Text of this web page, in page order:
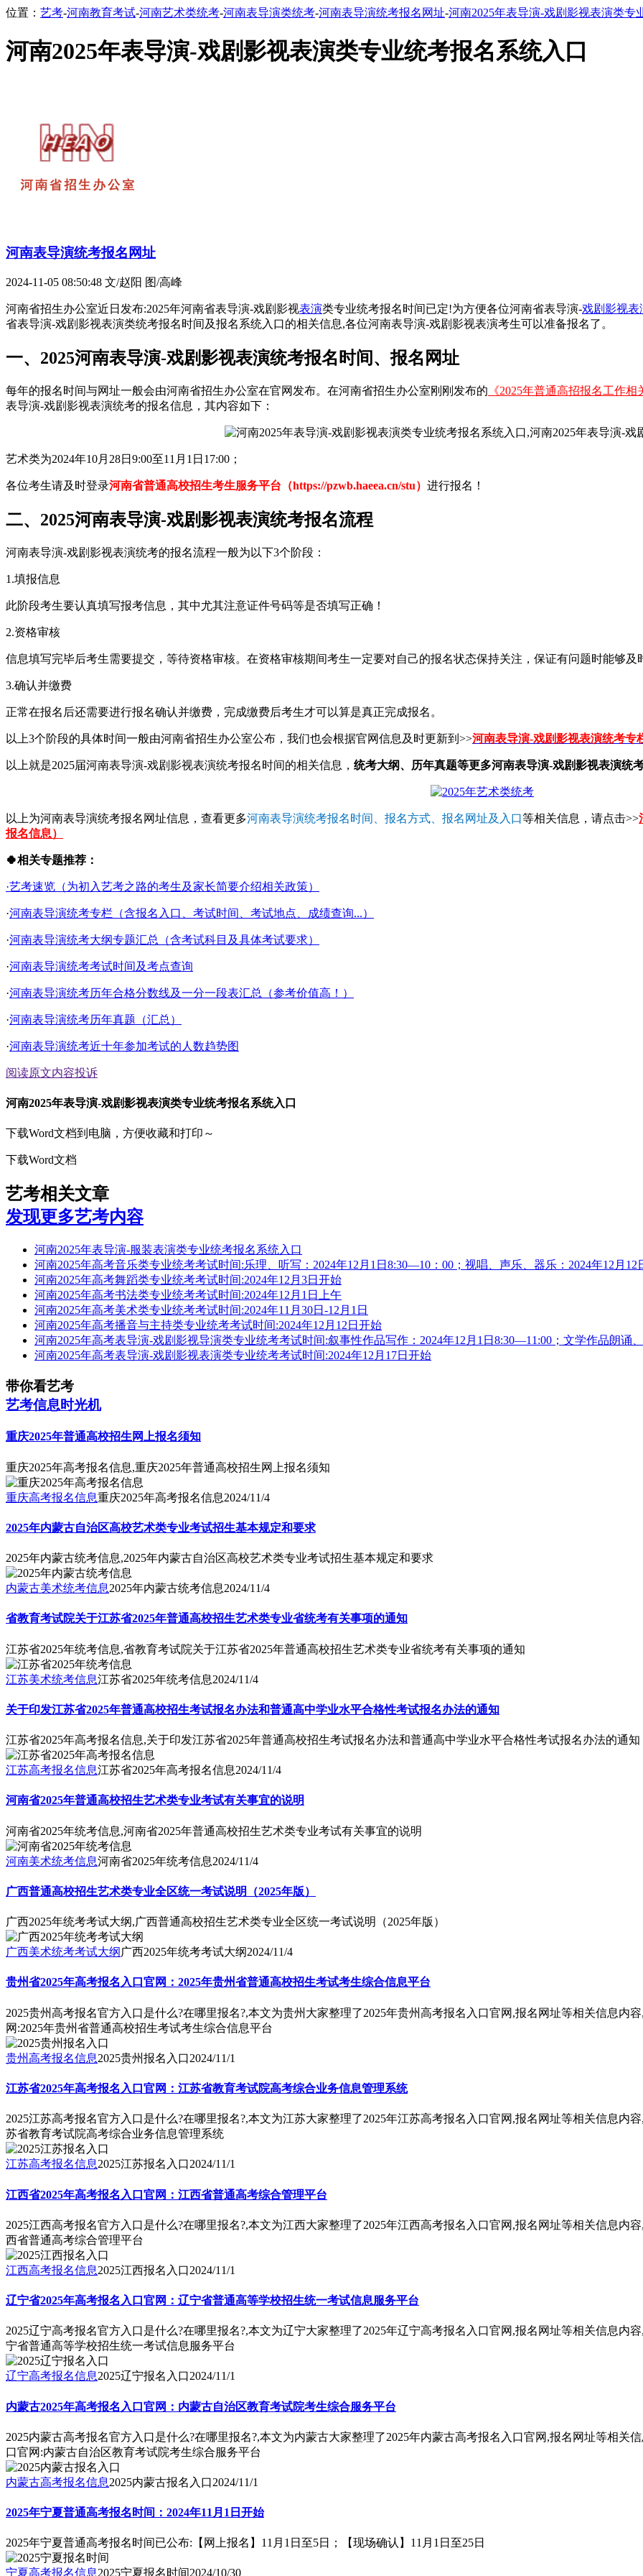
位置： 艺考-河南教育考试-河南艺术类统考-河南表导演类统考-河南表导演统考报名网址-河南2025年表导演-戏剧影视表演类专
河南2025年表导演-戏剧影视表演类专业统考报名系统入口
河南表导演统考报名网址
2024-11-05 08:50:48 文/赵阳 图/高峰
河南省招生办公室近日发布:2025年河南省表导演-戏剧影视表演类专业统考报名时间已定!为方便各位河南省表导演-戏剧影视表
省表导演-戏剧影视表演类统考报名时间及报名系统入口的相关信息,各位河南表导演-戏剧影视表演考生可以准备报名了。
一、2025河南表导演-戏剧影视表演统考报名时间、报名网址
每年的报名时间与网址一般会由河南省招生办公室在官网发布。在河南省招生办公室刚刚发布的 《2025年普通高招报名工作
表导演-戏剧影视表演统考的报名信息，其内容如下：
艺术类为2024年10月28日9:00至11月1日17:00；
各位考生请及时登录河南省普通高校招生考生服务平台（https://pzwb.haeea.cn/stu） 进行报名！
二、2025河南表导演-戏剧影视表演统考报名流程
河南表导演-戏剧影视表演统考的报名流程一般为以下3个阶段：
1.填报信息
此阶段考生要认真填写报考信息，其中尤其注意证件号码等是否填写正确！
2.资格审核
信息填写完毕后考生需要提交，等待资格审核。在资格审核期间考生一定要对自己的报名状态保持关注，保证有问题时能够及
3.确认并缴费
正常在报名后还需要进行报名确认并缴费，完成缴费后考生才可以算是真正完成报名。
以上3个阶段的具体时间一般由河南省招生办公室公布，我们也会根据官网信息及时更新到>>河南表导演-戏剧影视表演统考专
以上就是2025届河南表导演-戏剧影视表演统考报名时间的相关信息， 统考大纲、历年真题等更多河南表导演-戏剧影视表演统
以上为河南表导演统考报名网址信息，查看更多河南表导演统考报名时间、报名方式、报名网址及入口等相关信息，请点击>>
报名信息）
🍀相关专题推荐：
·艺考速览（为初入艺考之路的考生及家长简要介绍相关政策）
·河南表导演统考专栏（含报名入口、考试时间、考试地点、成绩查询...）
·河南表导演统考大纲专题汇总（含考试科目及具体考试要求）
·河南表导演统考考试时间及考点查询
·河南表导演统考历年合格分数线及一分一段表汇总（参考价值高！）
·河南表导演统考历年真题（汇总）
·河南表导演统考近十年参加考试的人数趋势图
阅读原文内容投诉
河南2025年表导演-戏剧影视表演类专业统考报名系统入口
下载Word文档到电脑，方便收藏和打印～
下载Word文档
艺考相关文章
发现更多艺考内容
河南2025年表导演-服装表演类专业统考报名系统入口
河南2025年高考音乐类专业统考考试时间:乐理、听写：2024年12月1日8:30—10：00；视唱、声乐、器乐：2024年12月12
河南2025年高考舞蹈类专业统考考试时间:2024年12月3日开始
河南2025年高考书法类专业统考考试时间:2024年12月1日上午
河南2025年高考美术类专业统考考试时间:2024年11月30日-12月1日
河南2025年高考播音与主持类专业统考考试时间:2024年12月12日开始
河南2025年高考表导演-戏剧影视导演类专业统考考试时间:叙事性作品写作：2024年12月1日8:30—11:00；文学作品朗诵
河南2025年高考表导演-戏剧影视表演类专业统考考试时间:2024年12月17日开始
带你看艺考
艺考信息时光机
重庆2025年普通高校招生网上报名须知
重庆2025年高考报名信息,重庆2025年普通高校招生网上报名须知
重庆高考报名信息重庆2025年高考报名信息2024/11/4
2025年内蒙古自治区高校艺术类专业考试招生基本规定和要求
2025年内蒙古统考信息,2025年内蒙古自治区高校艺术类专业考试招生基本规定和要求
内蒙古美术统考信息2025年内蒙古统考信息2024/11/4
省教育考试院关于江苏省2025年普通高校招生艺术类专业省统考有关事项的通知
江苏省2025年统考信息,省教育考试院关于江苏省2025年普通高校招生艺术类专业省统考有关事项的通知
江苏美术统考信息江苏省2025年统考信息2024/11/4
关于印发江苏省2025年普通高校招生考试报名办法和普通高中学业水平合格性考试报名办法的通知
江苏省2025年高考报名信息,关于印发江苏省2025年普通高校招生考试报名办法和普通高中学业水平合格性考试报名办法的通知
江苏高考报名信息江苏省2025年高考报名信息2024/11/4
河南省2025年普通高校招生艺术类专业考试有关事宜的说明
河南省2025年统考信息,河南省2025年普通高校招生艺术类专业考试有关事宜的说明
河南美术统考信息河南省2025年统考信息2024/11/4
广西普通高校招生艺术类专业全区统一考试说明（2025年版）
广西2025年统考考试大纲,广西普通高校招生艺术类专业全区统一考试说明（2025年版）
广西美术统考考试大纲 广西2025年统考考试大纲2024/11/4
贵州省2025年高考报名入口官网：2025年贵州省普通高校招生考试考生综合信息平台
2025贵州高考报名官方入口是什么?在哪里报名?,本文为贵州大家整理了2025年贵州高考报名入口官网,报名网址等相关信息内
网:2025年贵州省普通高校招生考试考生综合信息平台
贵州高考报名信息2025贵州报名入口2024/11/1
江苏省2025年高考报名入口官网：江苏省教育考试院高考综合业务信息管理系统
2025江苏高考报名官方入口是什么?在哪里报名?,本文为江苏大家整理了2025年江苏高考报名入口官网,报名网址等相关信息内
苏省教育考试院高考综合业务信息管理系统
江苏高考报名信息2025江苏报名入口2024/11/1
江西省2025年高考报名入口官网：江西省普通高考综合管理平台
2025江西高考报名官方入口是什么?在哪里报名?,本文为江西大家整理了2025年江西高考报名入口官网,报名网址等相关信息内
西省普通高考综合管理平台
江西高考报名信息2025江西报名入口2024/11/1
辽宁省2025年高考报名入口官网：辽宁省普通高等学校招生统一考试信息服务平台
2025辽宁高考报名官方入口是什么?在哪里报名?,本文为辽宁大家整理了2025年辽宁高考报名入口官网,报名网址等相关信息内
宁省普通高等学校招生统一考试信息服务平台
辽宁高考报名信息2025辽宁报名入口2024/11/1
内蒙古2025年高考报名入口官网：内蒙古自治区教育考试院考生综合服务平台
2025内蒙古高考报名官方入口是什么?在哪里报名?,本文为内蒙古大家整理了2025年内蒙古高考报名入口官网,报名网址等相关
口官网:内蒙古自治区教育考试院考生综合服务平台
内蒙古高考报名信息2025内蒙古报名入口2024/11/1
2025年宁夏普通高考报名时间：2024年11月1日开始
2025年宁夏普通高考报名时间已公布:【网上报名】11月1日至5日；【现场确认】11月1日至25日
宁夏高考报名信息2025宁夏报名时间2024/10/30